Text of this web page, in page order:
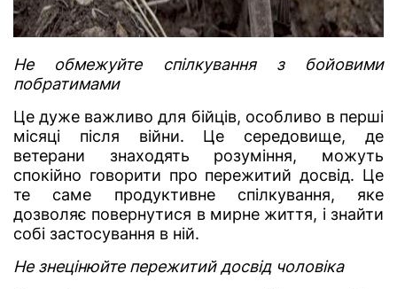
Не обмежуйте спілкування з бойовими
побратимами
Це дуже важливо для бійців, особливо в перші
місяці після війни. Це середовище, де
ветерани знаходять розуміння, можуть
спокійно говорити про пережитий досвід. Це
те саме продуктивне спілкування, яке
дозволяє повернутися в мирне життя, і знайти
собі застосування в ній.
Не знецінюйте пережитий досвід чоловіка